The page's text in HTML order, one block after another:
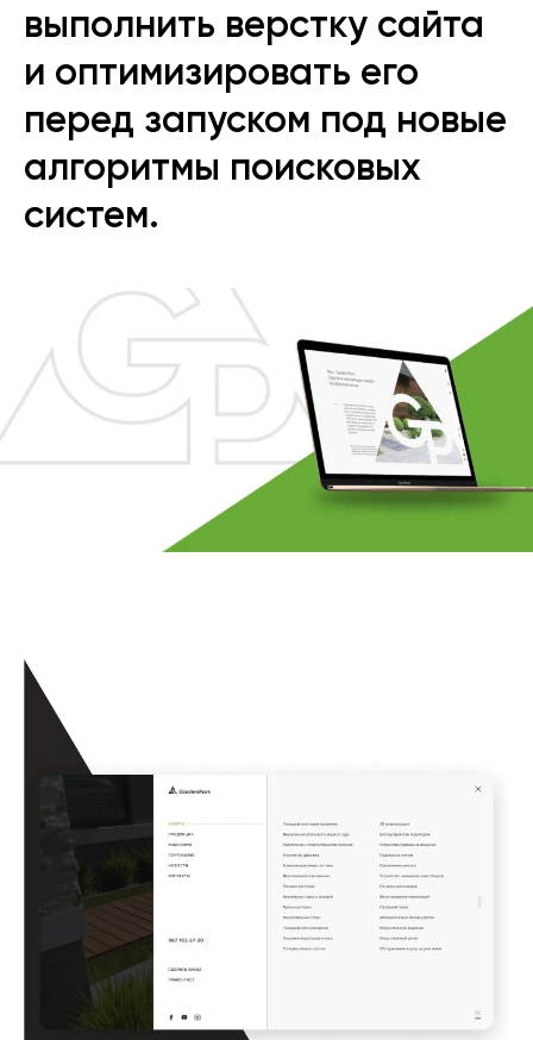
выполнить верстку сайта
и оптимизировать его
перед запуском под новые
алгоритмы поисковых
систем.